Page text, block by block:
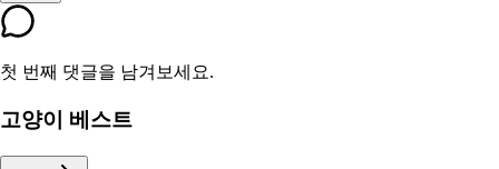
첫 번째 댓글을 남겨보세요.
고양이 베스트